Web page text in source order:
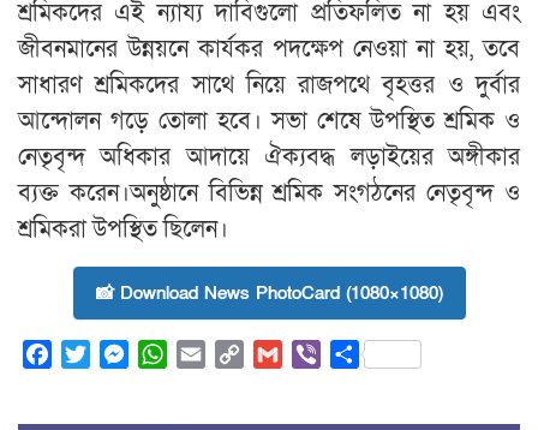
শ্রমিকদের এই ন্যায্য দাবিগুলো প্রতিফলিত না হয় এবং
জীবনমানের উন্নয়নে কার্যকর পদক্ষেপ নেওয়া না হয়, তবে
সাধারণ শ্রমিকদের সাথে নিয়ে রাজপথে বৃহত্তর ও দুর্বার
আন্দোলন গড়ে তোলা হবে। সভা শেষে উপস্থিত শ্রমিক ও
নেতৃবৃন্দ অধিকার আদায়ে ঐক্যবদ্ধ লড়াইয়ের অঙ্গীকার
ব্যক্ত করেন।অনুষ্ঠানে বিভিন্ন শ্রমিক সংগঠনের নেতৃবৃন্দ ও
শ্রমিকরা উপস্থিত ছিলেন।
📸 Download News PhotoCard (1080×1080)
FacebookTwitterMessenger
WhatsApp
Email Copy
Gmail ViberShare